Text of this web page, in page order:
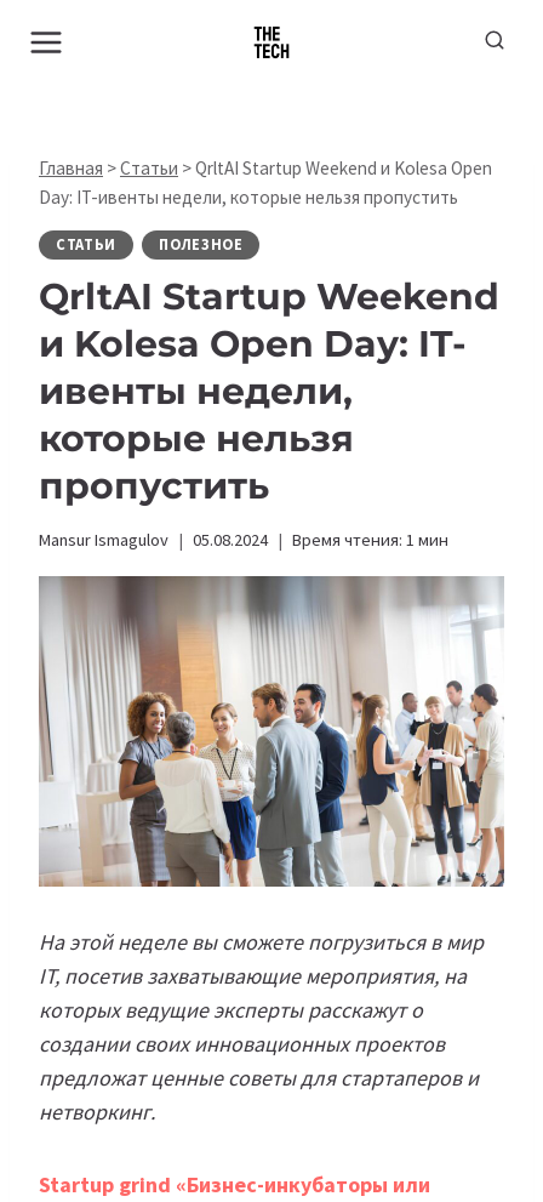
Главная >Статьи >QrltAI Startup Weekend и Kolesa Open
Day: IT-ивенты недели, которые нельзя пропустить
СТАТЬИ ПОЛЕЗНОЕ
QrltAI Startup Weekend
и Kolesa Open Day: IT-
ивенты недели,
которые нельзя
пропустить
Mansur Ismagulov 05.08.2024 Время чтения: 1 мин
На этой неделе вы сможете погрузиться в мир
IT, посетив захватывающие мероприятия, на
которых ведущие эксперты расскажут о
создании своих инновационных проектов
предложат ценные советы для стартаперов и
нетворкинг.
Startup grind «Бизнес-инкубаторы или